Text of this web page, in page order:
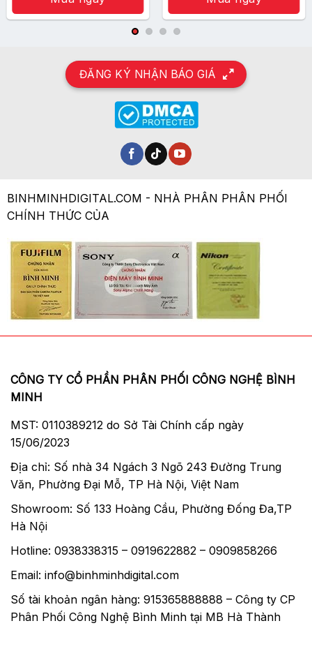
ĐĂNG KÝ NHẬN BÁO GIÁ
BINHMINHDIGITAL.COM - NHÀ PHÂN PHÂN PHỐI
CHÍNH THỨC CỦA
CÔNG TY CỔ PHẦN PHÂN PHỐI CÔNG NGHỆ BÌNH
MINH
MST: 0110389212 do Sở Tài Chính cấp ngày
15/06/2023
Địa chỉ: Số nhà 34 Ngách 3 Ngõ 243 Đường Trung
Văn, Phường Đại Mỗ, TP Hà Nội, Việt Nam
Showroom: Số 133 Hoàng Cầu, Phường Đống Đa,TP
Hà Nội
Hotline: 0938338315 – 0919622882 – 0909858266
Email: info@binhminhdigital.com
Số tài khoản ngân hàng: 915365888888 – Công ty CP
Phân Phối Công Nghệ Bình Minh tại MB Hà Thành